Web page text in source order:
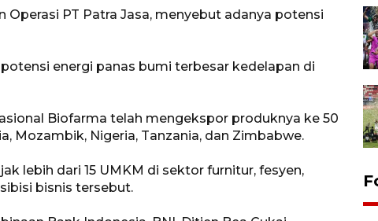
Operasi PT Patra Jasa, menyebut adanya potensi
energi panas bumi terbesar kedelapan di
Biofarma telah mengekspor produknya ke 50
Mozambik, Nigeria, Tanzania, dan Zimbabwe.
lebih dari 15 UMKM di sektor furnitur, fesyen,
bisnis tersebut.